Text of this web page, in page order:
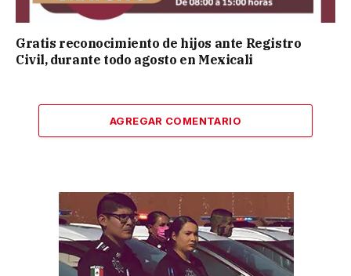
Gratis reconocimiento de hijos ante Registro
Civil, durante todo agosto en Mexicali
AGREGAR COMENTARIO